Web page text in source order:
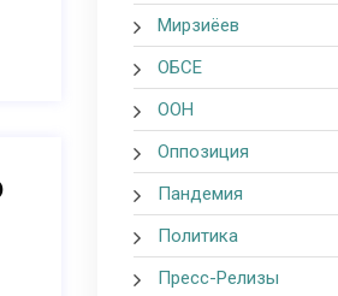
Мирзиёев
ОБСЕ
ООН
Оппозиция
Пандемия
Политика
Пресс-Релизы